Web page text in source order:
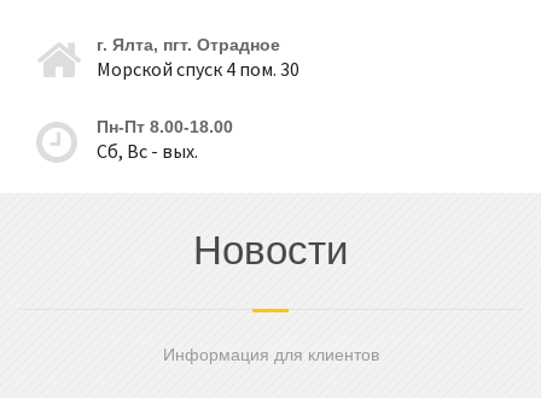
Контрастность
Светлая
all
г. Ялта, пгт. Отрадное
Морской спуск 4 пом. 30
Пн-Пт 8.00-18.00
Сб, Вс - вых.
Новости
Информация для клиентов